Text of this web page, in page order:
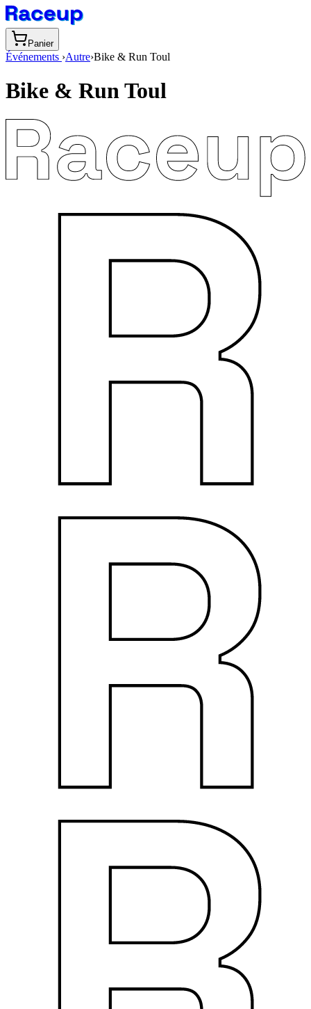
Panier
Événements ›Autre›Bike & Run Toul
Bike & Run Toul